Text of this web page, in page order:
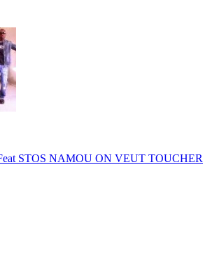
STOS NAMOU ON VEUT TOUCHER